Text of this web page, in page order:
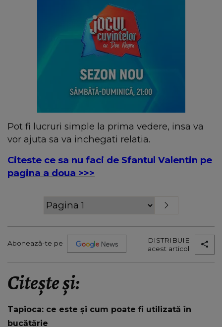
Pot fi lucruri simple la prima vedere, insa va
vor ajuta sa va inchegati relatia.
Citeste ce sa nu faci de Sfantul Valentin pe
pagina a doua >>>
Abonează-te pe
DISTRIBUIE
acest articol
Citește și:
Tapioca: ce este și cum poate fi utilizată în
bucătărie